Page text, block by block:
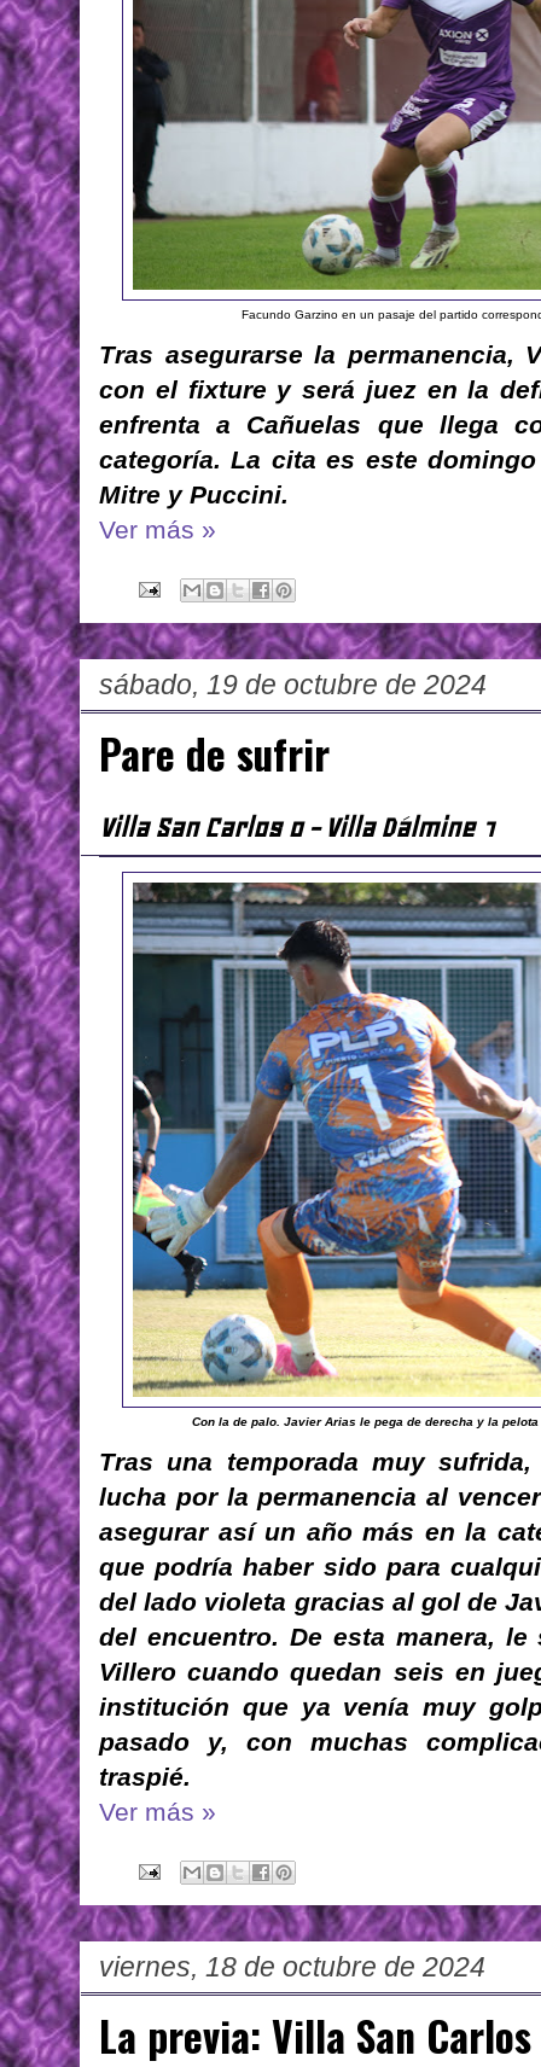
Facundo Garzino en un pasaje del partido
Tras asegurarse la permanencia,
con el fixture y será juez en la
enfrenta a Cañuelas que llega
categoría. La cita es este
Mitre y Puccini.
Ver más »
sábado, 19 de octubre de 2024
Pare de sufrir
Villa San Carlos 0 - Villa Dálmine 1
Con la de palo. Javier Arias le pega de derecha y la
Tras una temporada muy
lucha por la permanencia al
asegurar así un año más en la
que podría haber sido para
del lado violeta gracias al gol de
del encuentro. De esta manera,
Villero cuando quedan seis en
institución que ya venía muy
pasado y, con muchas
traspié.
Ver más »
viernes, 18 de octubre de 2024
La previa: Villa San